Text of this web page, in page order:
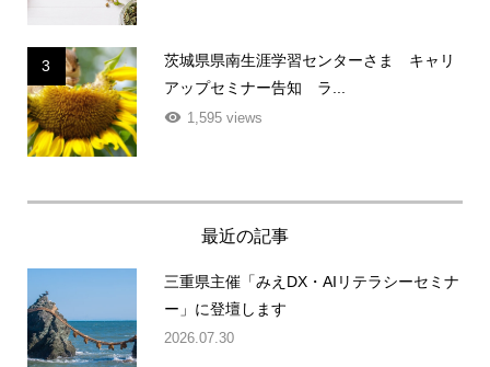
3
茨城県県南生涯学習センターさま キャリ
アップセミナー告知 ラ...
1,595 views
最近の記事
三重県主催「みえDX・AIリテラシーセミナ
ー」に登壇します
2026.07.30